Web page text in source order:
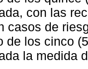
con las
casos de
de los cinco
la medida